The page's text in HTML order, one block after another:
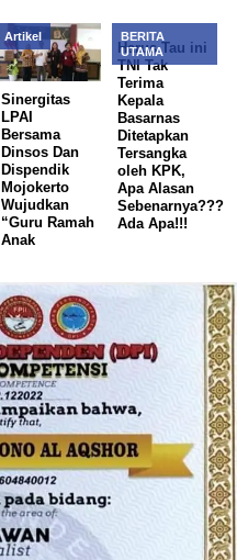
Artikel
Sinergitas
LPAI
Bersama
Dinsos Dan
Dispendik
Mojokerto
Wujudkan
“Guru Ramah
Anak
BERITA
UTAMA
Harus Tau ini
TNI Tak
Terima
Kepala
Basarnas
Ditetapkan
Tersangka
oleh KPK,
Apa Alasan
Sebenarnya???
Ada Apa!!!